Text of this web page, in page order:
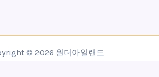
© 2026 원더아일랜드